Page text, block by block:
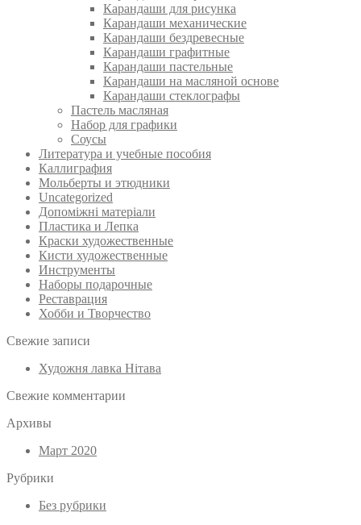
Карандаши для рисунка
Карандаши механические
Карандаши бездревесные
Карандаши графитные
Карандаши пастельные
Карандаши на масляной основе
Карандаши стеклографы
Пастель масляная
Набор для графики
Соусы
Литература и учебные пособия
Каллиграфия
Мольберты и этюдники
Uncategorized
Допоміжні матеріали
Пластика и Лепка
Краски художественные
Кисти художественные
Инструменты
Наборы подарочные
Реставрация
Хобби и Творчество
Свежие записи
Художня лавка Нітава
Свежие комментарии
Архивы
Март 2020
Рубрики
Без рубрики